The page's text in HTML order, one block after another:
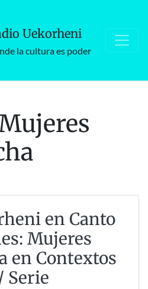
Uekorheni
la cultura es poder
en Canto
Mujeres
en Contextos
Serie